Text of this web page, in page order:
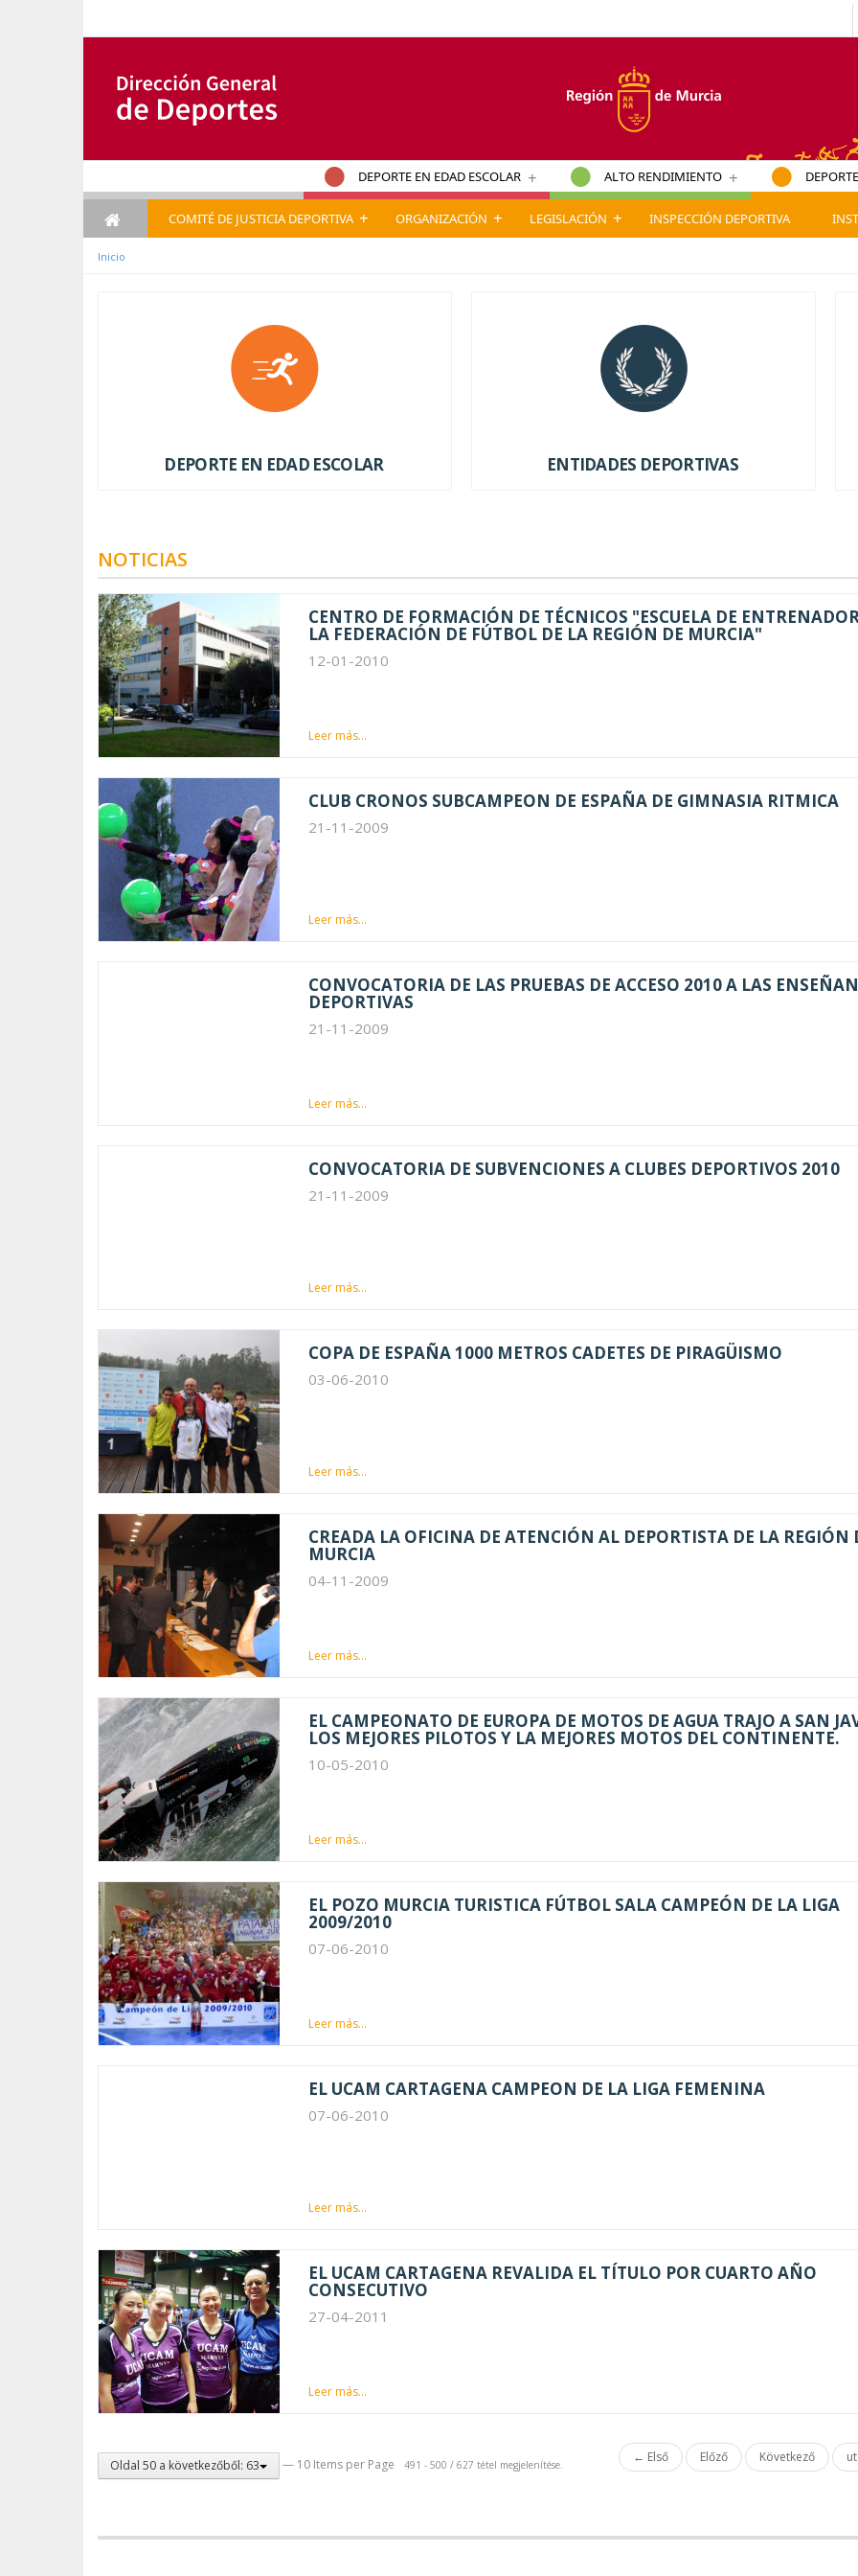
DEPORTE EN EDAD ESCOLAR + ALTO RENDIMIENTO +
COMITÉ DE JUSTICIA DEPORTIVA + ORGANIZACIÓN + LEGISLACIÓN + INSPECCIÓN DEPORTIVA
Inicio
DEPORTE EN EDAD ESCOLAR ENTIDADES DEPORTIVAS
NOTICIAS
CENTRO DE FORMACIÓN DE TÉCNICOS "ESCUELA DE
LA FEDERACIÓN DE FÚTBOL DE LA REGIÓN DE MURCIA"
12-01-2010
Leer más...
CLUB CRONOS SUBCAMPEON DE ESPAÑA DE GIMNASIA RITMICA
21-11-2009
Leer más...
CONVOCATORIA DE LAS PRUEBAS DE ACCESO 2010 A LAS
DEPORTIVAS
21-11-2009
Leer más...
CONVOCATORIA DE SUBVENCIONES A CLUBES DEPORTIVOS 2010
21-11-2009
Leer más...
COPA DE ESPAÑA 1000 METROS CADETES DE PIRAGÜISMO
03-06-2010
Leer más...
CREADA LA OFICINA DE ATENCIÓN AL DEPORTISTA DE LA REGIÓN
MURCIA
04-11-2009
Leer más...
EL CAMPEONATO DE EUROPA DE MOTOS DE AGUA TRAJO A SAN
LOS MEJORES PILOTOS Y LA MEJORES MOTOS DEL CONTINENTE.
10-05-2010
Leer más...
EL POZO MURCIA TURISTICA FÚTBOL SALA CAMPEÓN DE LA LIGA
2009/2010
07-06-2010
Leer más...
EL UCAM CARTAGENA CAMPEON DE LA LIGA FEMENINA
07-06-2010
Leer más...
EL UCAM CARTAGENA REVALIDA EL TÍTULO POR CUARTO AÑO
CONSECUTIVO
27-04-2011
Leer más...
Oldal 50 a következőből: 63 — 10 Items per Page 491 - 500 / 627 tétel megjelenítése. ← Első Előző Következő